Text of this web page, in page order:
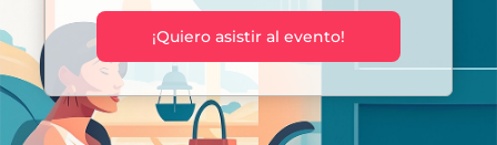
¡Quiero asistir al evento!